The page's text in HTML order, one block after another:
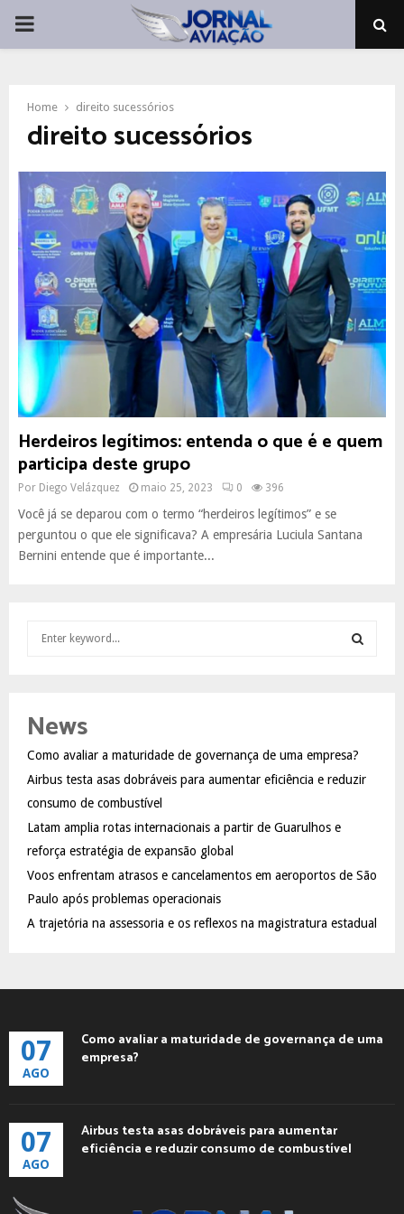
PRIMARY
Home direito sucessórios
direito sucessórios
Herdeiros legítimos: entenda o que é e quem
participa deste grupo
Por Diego Velázquez maio 25, 2023 0 396
Você já se deparou com o termo “herdeiros legítimos” e se
perguntou o que ele significava? A empresária Luciula Santana
Bernini entende que é importante...
h
o
r
:
R
News
Como avaliar a maturidade de governança de uma empresa?
Airbus testa asas dobráveis para aumentar eficiência e reduzir
consumo de combustível
Latam amplia rotas internacionais a partir de Guarulhos e
reforça estratégia de expansão global
Voos enfrentam atrasos e cancelamentos em aeroportos de São
Paulo após problemas operacionais
A trajetória na assessoria e os reflexos na magistratura estadual
07
AGO
Como avaliar a maturidade de governança de uma
empresa?
07
AGO
Airbus testa asas dobráveis para aumentar
eficiência e reduzir consumo de combustível